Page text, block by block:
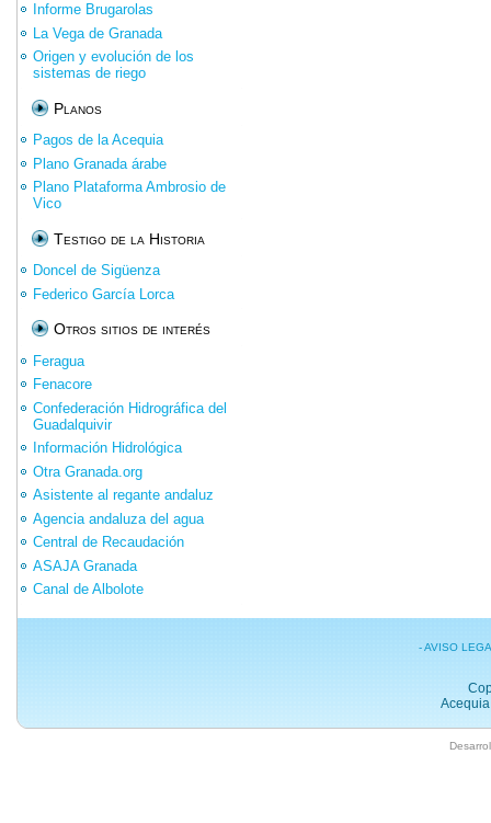
Informe Brugarolas
La Vega de Granada
Origen y evolución de los
sistemas de riego
Planos
Pagos de la Acequia
Plano Granada árabe
Plano Plataforma Ambrosio de
Vico
Testigo de la Historia
Doncel de Sigüenza
Federico García Lorca
Otros sitios de interés
Feragua
Fenacore
Confederación Hidrográfica del
Guadalquivir
Información Hidrológica
Otra Granada.org
Asistente al regante andaluz
Agencia andaluza del agua
Central de Recaudación
ASAJA Granada
Canal de Albolote
- AVISO